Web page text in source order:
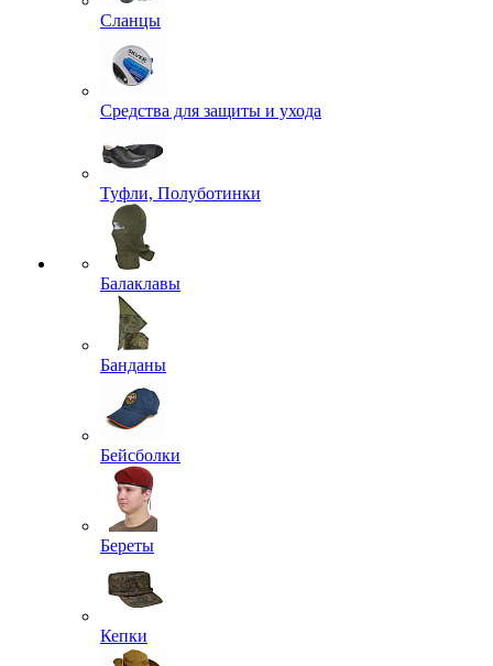
Сланцы
Средства для защиты и ухода
Туфли, Полуботинки
Балаклавы
Банданы
Бейсболки
Береты
Кепки